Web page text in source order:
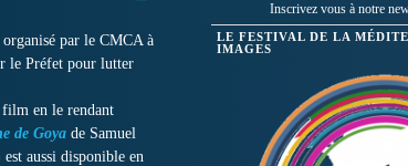
par le CMCA à
le Préfet pour lutter
en le rendant
de Goya de Samuel
aussi disponible en
Inscrivez vous à notre
LE FESTIVAL DE LA
IMAGES